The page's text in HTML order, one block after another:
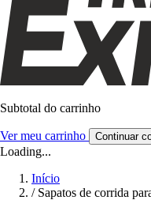
Subtotal do carrinho
Ver meu carrinho Continuar
Loading...
Início
/ Sapatos de corrida